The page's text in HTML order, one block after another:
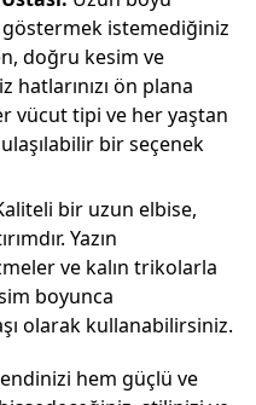
istemediğiniz
doğru kesim ve
ön plana
vücut tipi ve her yaştan
bir seçenek
bir uzun elbise,
Yazın
ve kalın trikolarla
boyunca
olarak kullanabilirsiniz.
hem güçlü ve